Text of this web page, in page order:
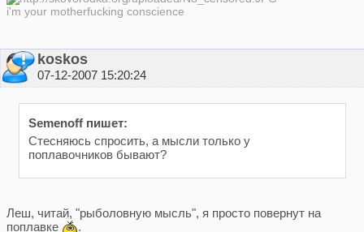
i'm your motherfucking conscience
koskos
07-12-2007 15:20:24
Semenoff пишет:
Стесняюсь спросить, а мысли только у
поплавочников бывают?
Леш, читай, "рыболовную мысль", я просто повернут на
поплавке
.